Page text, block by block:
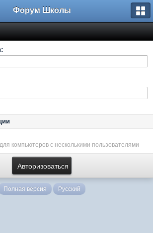
Форум Школы
компьютеров с несколькими пользователями
Полная версия Русский